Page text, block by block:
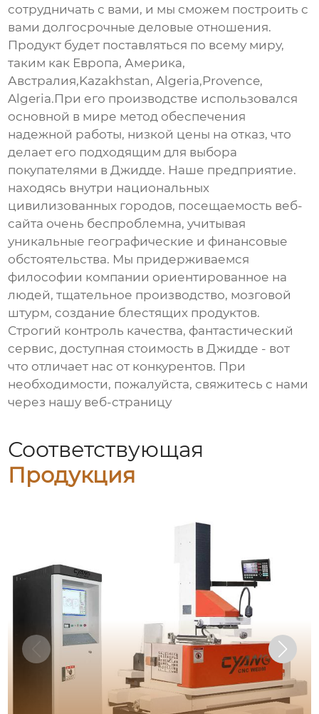
сотрудничать с вами, и мы сможем построить с
вами долгосрочные деловые отношения.
Продукт будет поставляться по всему миру,
таким как Европа, Америка,
Австралия,Kazakhstan, Algeria,Provence,
Algeria.При его производстве использовался
основной в мире метод обеспечения
надежной работы, низкой цены на отказ, что
делает его подходящим для выбора
покупателями в Джидде. Наше предприятие.
находясь внутри национальных
цивилизованных городов, посещаемость веб-
сайта очень беспроблемна, учитывая
уникальные географические и финансовые
обстоятельства. Мы придерживаемся
философии компании ориентированное на
людей, тщательное производство, мозговой
штурм, создание блестящих продуктов.
Строгий контроль качества, фантастический
сервис, доступная стоимость в Джидде - вот
что отличает нас от конкурентов. При
необходимости, пожалуйста, свяжитесь с нами
через нашу веб-страницу
Соответствующая
Продукция